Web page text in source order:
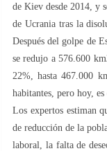
de Kiev desde 2014, y
de Ucrania tras la
Después del golpe de
se redujo a 576.600
22%, hasta 467.000
habitantes, pero hoy,
Los expertos estiman
de reducción de la
laboral, la falta de